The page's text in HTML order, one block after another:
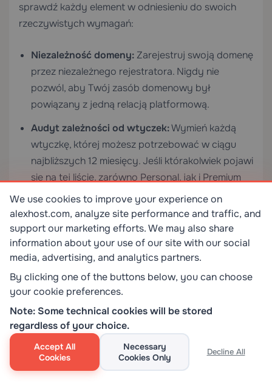
sprawdź każdy element w odniesieniu do swoich
rzeczywistych wymagań:
Niezależność domeny:Zarejestruj swoją domenę
przez niezależnego rejestratora. Nigdy nie
pozwól, aby Twój zasób domenowy był
powiązany z jedną relacją platformową.
Audyt zależności od wtyczek:Wymień każdą
wtyczkę, której możesz potrzebować w ciągu
najbliższych 12 miesięcy. Jeśli którakolwiek pojawi
się na tej liście, zarówno Personal, jak i Premium
są zdyskwalifikowane — potrzebujesz planu
Business lub samodzielnie hostowanego.
Prognoza miejsca:Oszacuj miesięczny wolumen
przesyłanych multimediów w megabajtach.
Pomnóż przez 24. Jeśli wynik przekracza 3 000
MB, Personal jest niewystarczający. Jeśli
przekracza 13 000 MB, żaden z planów nie
sprawdzi się długoterminowo.
Harmonogram monetyzacji:
Jeśli planujesz
monetyzację w ciągu sześciu miesięcy, zacznij od
Premium. Zatwierdzenie WordAds zajmuje czas, a
We use cookies to improve your experience on
alexhost.com, analyze site performance and traffic, and
support our marketing efforts. We may also share
information about your use of our site with our social
media, advertising, and analytics partners.
By clicking one of the buttons below, you can choose
your cookie preferences.
Note: Some technical cookies will be stored
regardless of your choice.
Accept All
Cookies
Necessary
Cookies Only
Decline All